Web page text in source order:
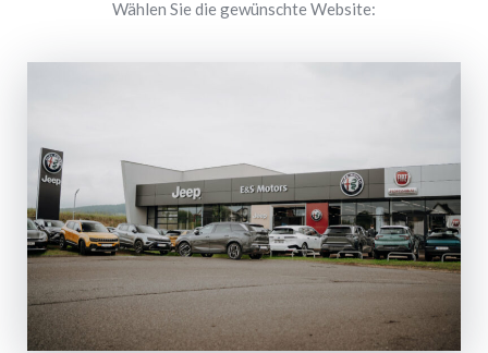
Wählen Sie die gewünschte Website: